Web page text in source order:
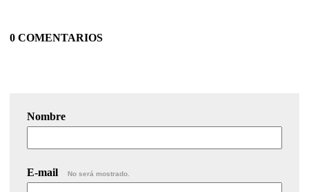
0 COMENTARIOS
Nombre
E-mail No será mostrado.